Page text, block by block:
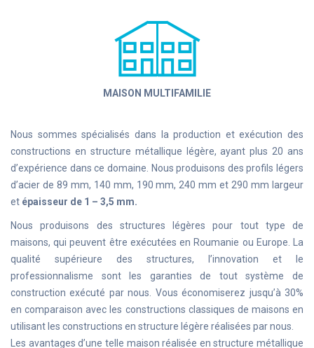
MAISON MULTIFAMILIE
Nous sommes spécialisés dans la production et exécution des
constructions en structure métallique légère, ayant plus 20 ans
d’expérience dans ce domaine. Nous produisons des profils légers
d’acier de 89 mm, 140 mm, 190 mm, 240 mm et 290 mm largeur
et épaisseur de 1 – 3,5 mm.
Nous produisons des structures légères pour tout type de
maisons, qui peuvent être exécutées en Roumanie ou Europe. La
qualité supérieure des structures, l’innovation et le
professionnalisme sont les garanties de tout système de
construction exécuté par nous. Vous économiserez jusqu’à 30%
en comparaison avec les constructions classiques de maisons en
utilisant les constructions en structure légère réalisées par nous.
Les avantages d’une telle maison réalisée en structure métallique